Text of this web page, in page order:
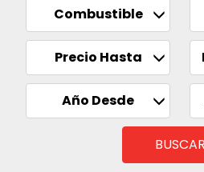
Combustible
Precio Hasta
Año Desde
BUSCAR